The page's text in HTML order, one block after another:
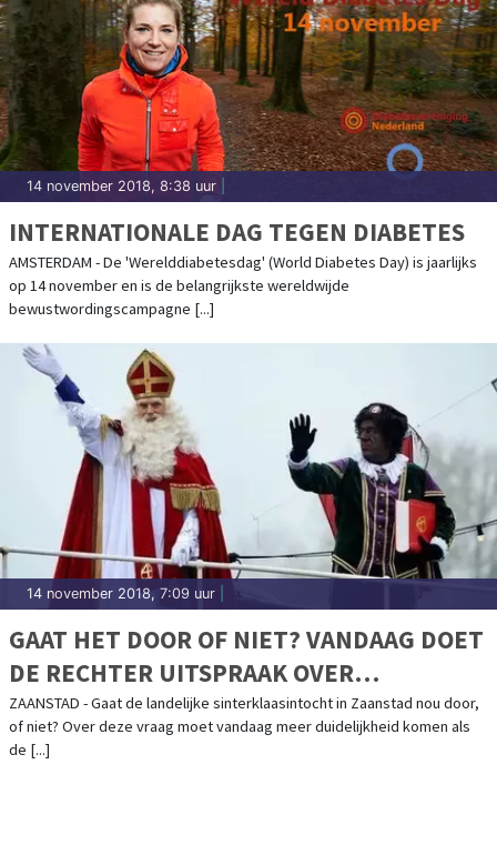
14 november 2018, 8:38 uur
INTERNATIONALE DAG TEGEN DIABETES
AMSTERDAM - De 'Werelddiabetesdag' (World Diabetes Day) is jaarlijks
op 14 november en is de belangrijkste wereldwijde
bewustwordingscampagne [...]
14 november 2018, 7:09 uur
GAAT HET DOOR OF NIET? VANDAAG DOET
DE RECHTER UITSPRAAK OVER
LANDELIJKE INTOCHT
ZAANSTAD - Gaat de landelijke sinterklaasintocht in Zaanstad nou door,
of niet? Over deze vraag moet vandaag meer duidelijkheid komen als
de [...]